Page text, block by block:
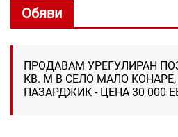
Обяви
ПРОДАВАМ УРЕГУЛИРАН
КВ. М В СЕЛО МАЛО
ПАЗАРДЖИК - ЦЕНА 30 000